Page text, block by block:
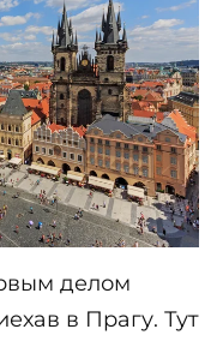
делом
в Прагу. Тут